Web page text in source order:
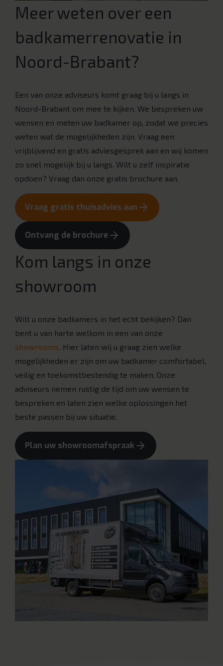
Meer weten over een
badkamerrenovatie in
Noord-Brabant?
Een van onze adviseurs komt graag bij u langs in
Noord-Brabant om mee te kijken. We bespreken uw
wensen en meten uw badkamer op, zodat we precies
weten wat de mogelijkheden zijn. Vraag een
vrijblijvend en gratis adviesgesprek aan en wij komen
zo snel mogelijk bij u langs. Wilt u zelf inspiratie
opdoen? Vraag dan onze gratis brochure aan.
Vraag gratis thuisadvies aan
Ontvang de brochure
Kom langs in onze
showroom
Wilt u onze badkamers in het echt bekijken? Dan
bent u van harte welkom in een van onze
showrooms. Hier laten wij u graag zien welke
mogelijkheden er zijn om uw badkamer comfortabel,
veilig en toekomstbestendig te maken. Onze
adviseurs nemen rustig de tijd om uw wensen te
bespreken en laten zien welke oplossingen het
beste passen bij uw situatie.
Plan uw showroomafspraak